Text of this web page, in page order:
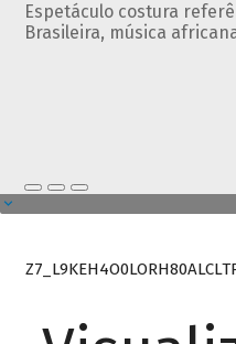
Espetáculo costura
Brasileira, música